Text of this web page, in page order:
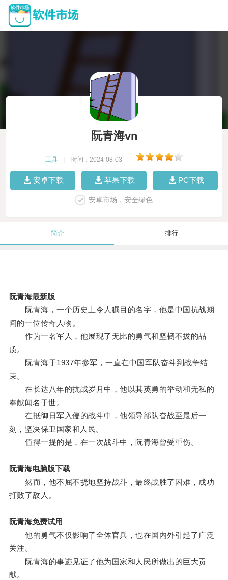
阮青海vn
工具 时间：2024-08-03
安卓下载 苹果下载 PC下载
安卓市场，安全绿色
简介 排行
阮青海最新版
阮青海，一个历史上令人瞩目的名字，他是中国抗战期
间的一位传奇人物。
作为一名军人，他展现了无比的勇气和坚韧不拔的品
质。
阮青海于1937年参军，一直在中国军队奋斗到战争结
束。
在长达八年的抗战岁月中，他以其英勇的举动和无私的
奉献闻名于世。
在抵御日军入侵的战斗中，他领导部队奋战至最后一
刻，坚决保卫国家和人民。
值得一提的是，在一次战斗中，阮青海曾受重伤。
阮青海电脑版下载
然而，他不屈不挠地坚持战斗，最终战胜了困难，成功
打败了敌人。
阮青海免费试用
他的勇气不仅影响了全体官兵，也在国内外引起了广泛
关注。
阮青海的事迹见证了他为国家和人民所做出的巨大贡
献。